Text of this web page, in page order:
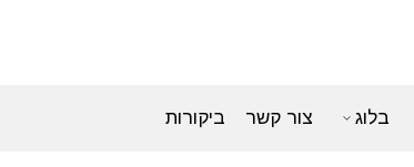
בלוג צור קשר ביקורות